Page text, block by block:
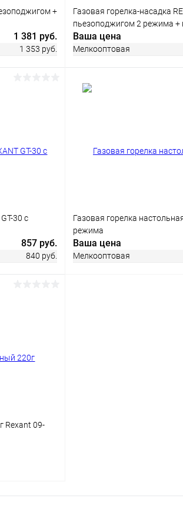
+
1 381 руб.
1 353 руб.
Газовая горелка-насадка
пьезоподжигом 2 режима +
Ваша цена
Мелкооптовая
30 с
857 руб.
840 руб.
Газовая горелка
режима
Ваша цена
Мелкооптовая
Rexant 09-